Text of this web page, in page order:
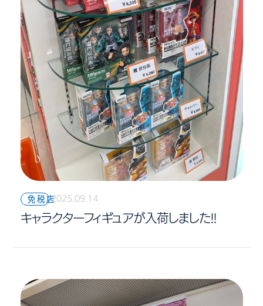
免税店2025.09.14
キャラクターフィギュアが入荷しました!!